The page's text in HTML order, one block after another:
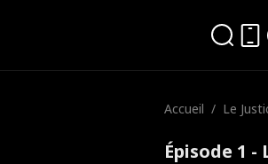
Accueil / Le
Épisode 1